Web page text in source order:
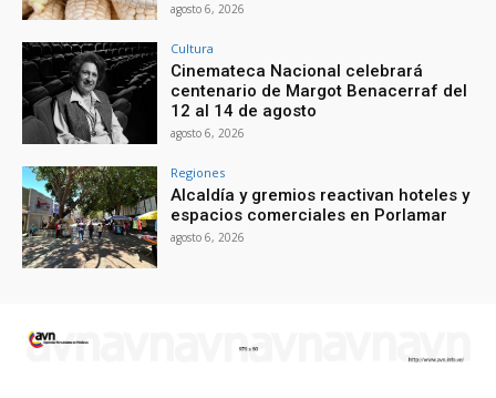
agosto 6, 2026
Cultura
Cinemateca Nacional celebrará
centenario de Margot Benacerraf del
12 al 14 de agosto
agosto 6, 2026
Regiones
Alcaldía y gremios reactivan hoteles y
espacios comerciales en Porlamar
agosto 6, 2026